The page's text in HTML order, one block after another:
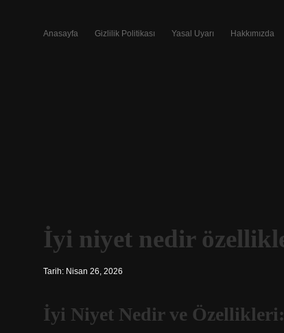
Anasayfa Gizlilik Politikası Yasal Uyarı Hakkımızda
İyi niyet nedir
Tarih: Nisan 26, 2026
İyi Niyet Nedir ve